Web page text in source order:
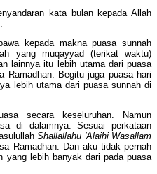
kata bulan kepada Allah
kepada makna puasa sunnah
yang muqayyad (terikat waktu)
lainnya itu lebih utama dari puasa
Ramadhan. Begitu juga puasa hari
lebih utama dari puasa sunnah di
secara keseluruhan. Namun
di dalamnya. Sesuai perkataan
Shallallahu 'Alaihi Wasallam
Ramadhan. Dan aku tidak pernah
yang lebih banyak dari pada puasa